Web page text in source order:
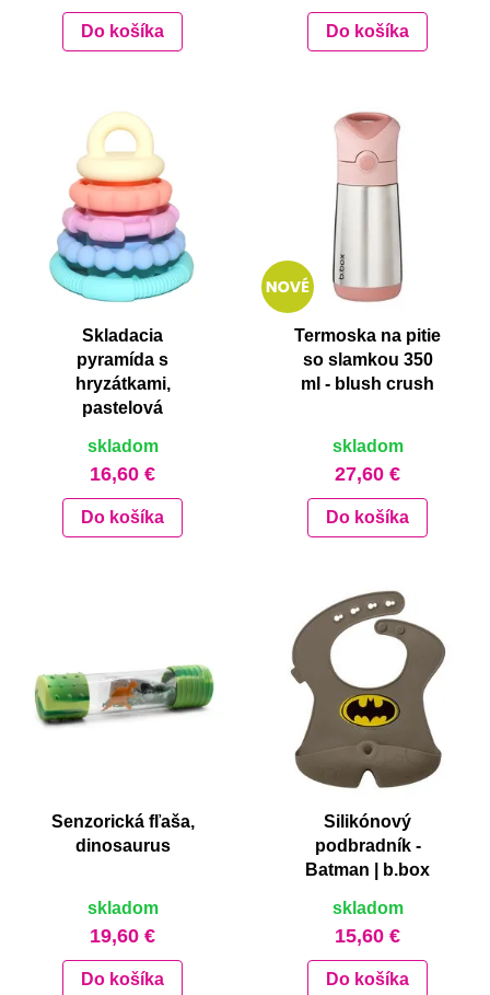
Do košíka Do košíka
Skladacia
pyramída s
hryzátkami,
pastelová
skladom
16,60 €
Do košíka
Termoska na pitie
so slamkou 350
ml - blush crush
skladom
27,60 €
Do košíka
Senzorická fľaša,
dinosaurus
skladom
19,60 €
Do košíka
Silikónový
podbradník -
Batman | b.box
skladom
15,60 €
Do košíka